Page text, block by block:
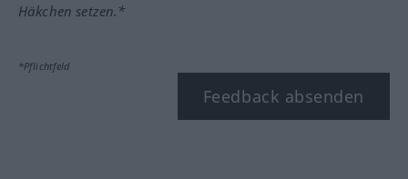
Häkchen setzen.*
*Pflichtfeld
Feedback absenden